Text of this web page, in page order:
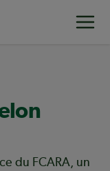
du FCARA, un